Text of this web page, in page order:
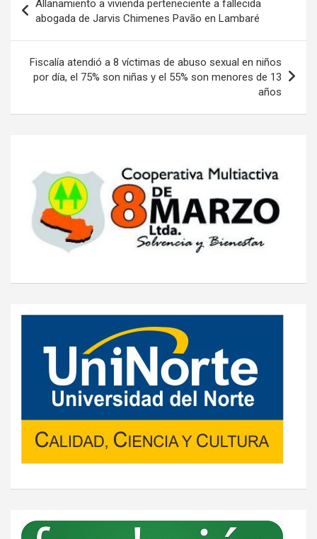
de
entradas
Allanamiento a vivienda perteneciente a fallecida
abogada de Jarvis Chimenes Pavão en Lambaré
Fiscalía atendió a 8 víctimas de abuso sexual en niños
por día, el 75% son niñas y el 55% son menores de 13
años